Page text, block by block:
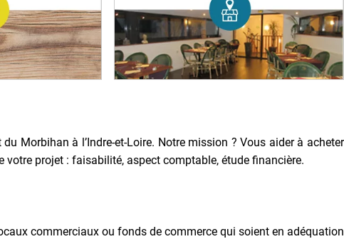
Morbihan à l’Indre-et-Loire. Notre mission ? Vous aider à acheter
projet : faisabilité, aspect comptable, étude financière.
commerciaux ou fonds de commerce qui soient en adéquation